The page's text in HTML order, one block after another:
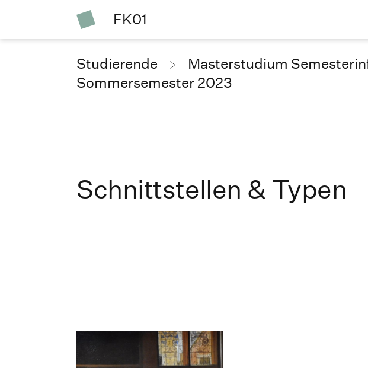
FK01
Studierende Masterstudium
Sommersemester 2023
Schnittstellen & Typen